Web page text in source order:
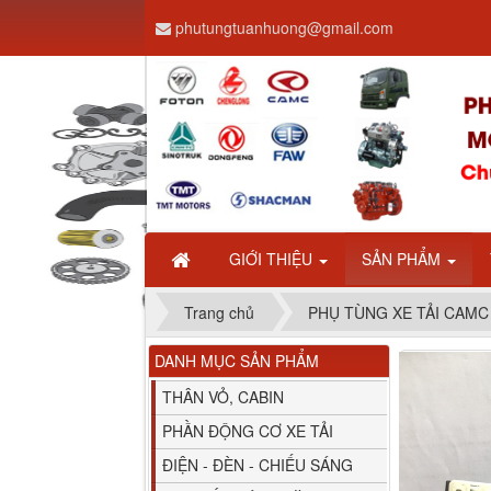
GIỚI THIỆU SẢN PHẨM
phutungtuanhuong@gmail.com
Trang chủ PHỤ TÙNG XE TẢI CAMC
DANH MỤC SẢN PHẨM
THÂN VỎ, CABIN
PHẦN ĐỘNG CƠ XE TẢI
ĐIỆN - ĐÈN - CHIẾU SÁNG
Dây ga CAMC H08 dài
2.68m
Bình nước phụ
Chenglong hải âu...